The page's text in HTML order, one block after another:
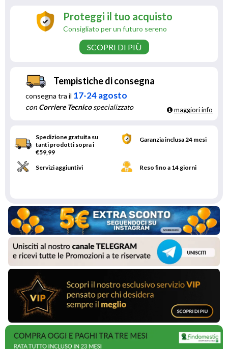
Proteggi il tuo acquisto
Consigliato per un futuro sereno
SCOPRI DI PIÙ
Tempistiche di consegna
consegna tra il 17-24 agosto
conCorriere Tecnicospecializzato maggiori info
Spedizione gratuita su
tanti prodotti sopra i
€59,99
Garanzia inclusa 24 mesi
Servizi aggiuntivi Reso fino a 14 giorni